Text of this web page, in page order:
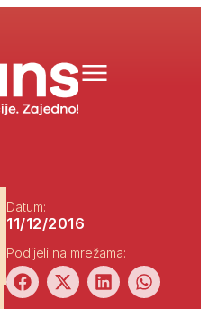
Datum:
11/12/2016
Podijeli na mrežama: